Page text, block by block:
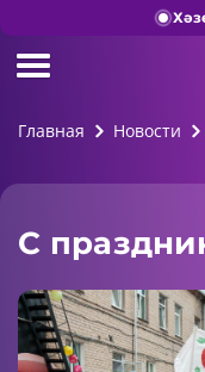
Главная Новости
С